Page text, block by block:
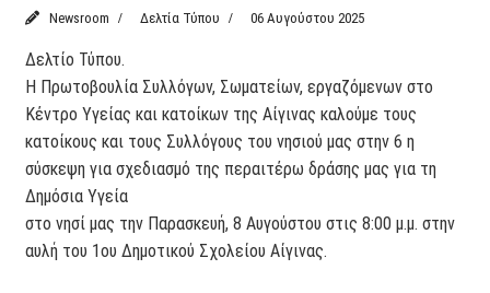
Newsroom Δελτία Τύπου 06 Αυγούστου 2025
Δελτίο Τύπου.
Η Πρωτοβουλία Συλλόγων, Σωματείων, εργαζόμενων στο
Κέντρο Υγείας και κατοίκων της Αίγινας καλούμε τους
κατοίκους και τους Συλλόγους του νησιού μας στην 6 η
σύσκεψη για σχεδιασμό της περαιτέρω δράσης μας για τη
Δημόσια Υγεία
στο νησί μας την Παρασκευή, 8 Αυγούστου στις 8:00 μ.μ. στην
αυλή του 1ου Δημοτικού Σχολείου Αίγινας.